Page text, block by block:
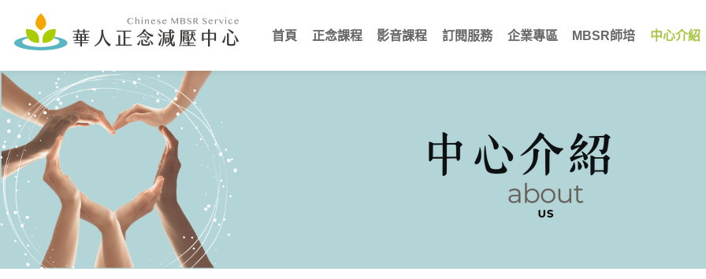
首頁 正念課程 影音課程 訂閱服務 企業專區 MBSR師培 中心介紹